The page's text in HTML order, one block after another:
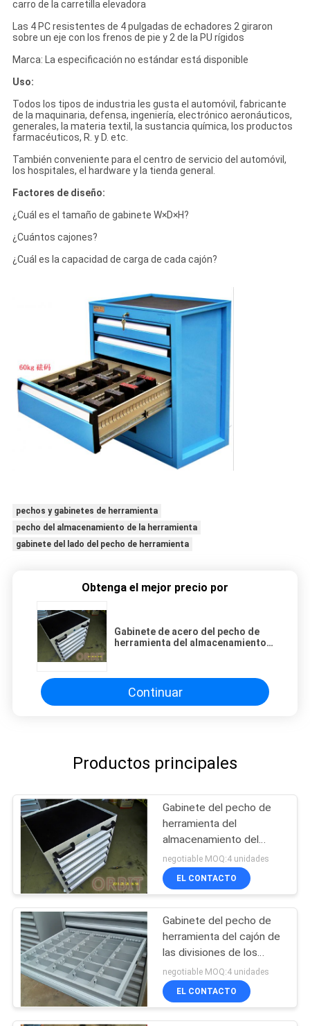
carro de la carretilla elevadora
Las 4 PC resistentes de 4 pulgadas de echadores 2 giraron
sobre un eje con los frenos de pie y 2 de la PU rígidos
Marca: La especificación no estándar está disponible
Uso:
Todos los tipos de industria les gusta el automóvil, fabricante
de la maquinaria, defensa, ingeniería, electrónico aeronáuticos,
generales, la materia textil, la sustancia química, los productos
farmacéuticos, R. y D. etc.
También conveniente para el centro de servicio del automóvil,
los hospitales, el hardware y la tienda general.
Factores de diseño:
¿Cuál es el tamaño de gabinete W×D×H?
¿Cuántos cajones?
¿Cuál es la capacidad de carga de cada cajón?
pechos y gabinetes de herramienta
pecho del almacenamiento de la herramienta
gabinete del lado del pecho de herramienta
Obtenga el mejor precio por
Gabinete de acero del pecho de
herramienta del almacenamiento
Continuar
Productos principales
Gabinete del pecho de
herramienta del
almacenamiento del
taller
negotiable MOQ:4 unidades
EL CONTACTO
Gabinete del pecho de
herramienta del cajón de
las divisiones de los
divisores
negotiable MOQ:4 unidades
EL CONTACTO